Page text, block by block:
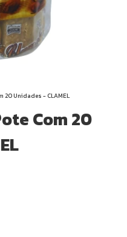
20 Unidades - CLAMEL
Com 20